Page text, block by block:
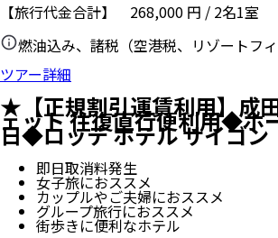
【旅行代金合計】 268,000 円 / 2名1室
燃油込み、諸税（空港税、リゾートフ
ツアー詳細
★【正規割引運賃利用】成
ェット 往復直行便利用◆ホ
日◆ロッテ ホテル サイゴン
即日取消料発生
女子旅におススメ
カップルやご夫婦におススメ
グループ旅行におススメ
街歩きに便利なホテル